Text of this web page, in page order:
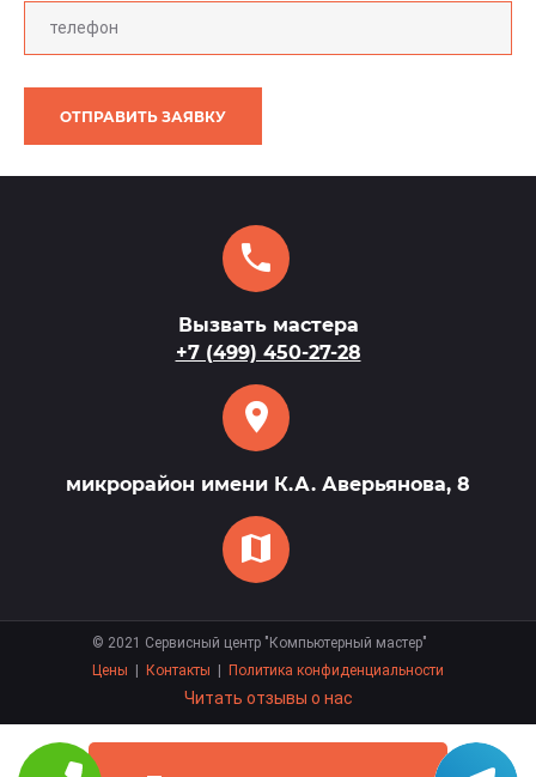
ОТПРАВИТЬ ЗАЯВКУ
Вызвать мастера
+7 (499) 450-27-28
микрорайон имени К.А. Аверьянова, 8
© 2021 Сервисный центр "Компьютерный мастер"
Цены | Контакты | Политика конфиденциальности
Читать отзывы о нас